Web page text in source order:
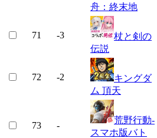
舟：終末地
71 -3
杖と剣の
伝説
72 -2
キングダ
ム 頂天
73 -
荒野行動-
スマホ版バト